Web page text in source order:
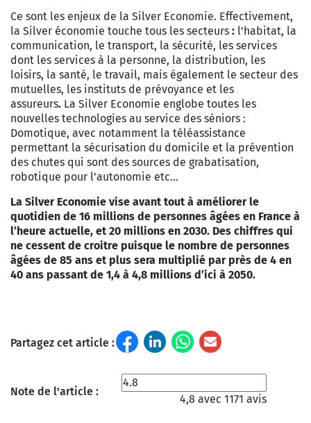
Ce sont les enjeux de la Silver Economie. Effectivement,
la Silver économie touche tous les secteurs : l’habitat, la
communication, le transport, la sécurité, les services
dont les services à la personne, la distribution, les
loisirs, la santé, le travail, mais également le secteur des
mutuelles, les instituts de prévoyance et les
assureurs. La Silver Economie englobe toutes les
nouvelles technologies au service des séniors :
Domotique, avec notamment la téléassistance
permettant la sécurisation du domicile et la prévention
des chutes qui sont des sources de grabatisation,
robotique pour l’autonomie etc…
La Silver Economie vise avant tout à améliorer le
quotidien de 16 millions de personnes âgées en France à
l’heure actuelle, et 20 millions en 2030. Des chiffres qui
ne cessent de croitre puisque le nombre de personnes
âgées de 85 ans et plus sera multiplié par près de 4 en
40 ans passant de 1,4 à 4,8 millions d’ici à 2050.
Partagez cet article :
Note de l'article :
4,8 avec 1171 avis